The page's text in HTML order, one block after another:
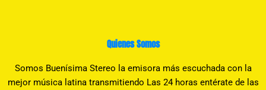
Quienes Somos
Somos Buenísima Stereo la emisora más escuchada con la
mejor música latina transmitiendo Las 24 horas entérate de las